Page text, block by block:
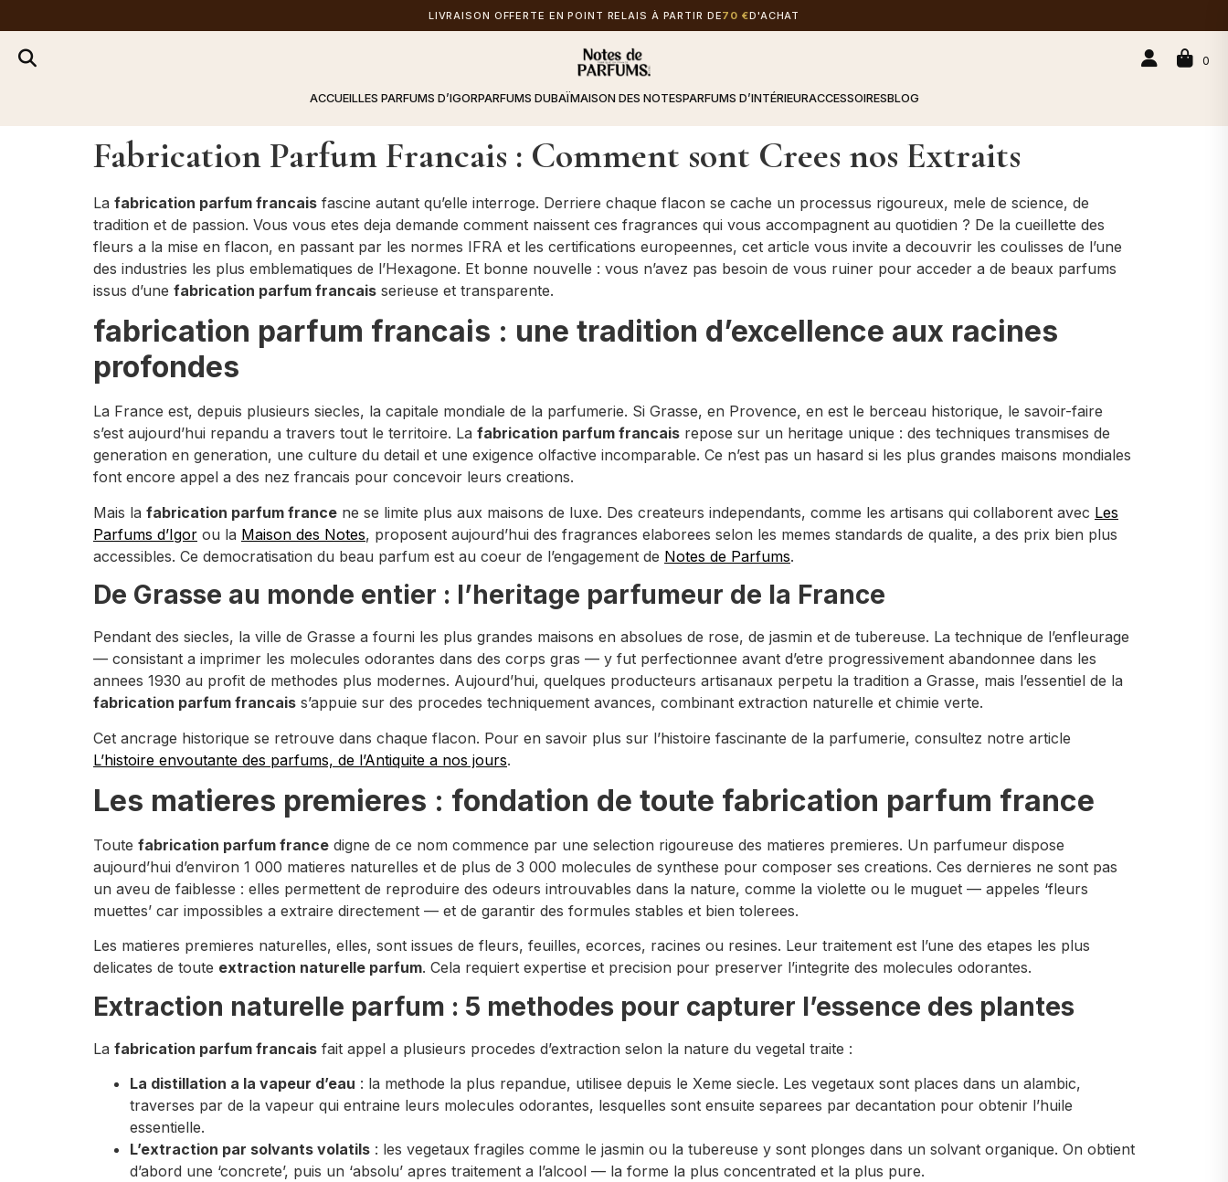
LIVRAISON OFFERTE EN POINT RELAIS À PARTIR DE70 €D'ACHAT
0
ACCUEILLES PARFUMS D’IGORPARFUMS DUBAÏMAISON DES NOTESPARFUMS D’INTÉRIEURACCESSOIRESBLOG
Fabrication Parfum Francais : Comment sont Crees nos Extraits
La fabrication parfum francais fascine autant qu’elle interroge. Derriere chaque flacon se cache un processus rigoureux, mele de science, de
tradition et de passion. Vous vous etes deja demande comment naissent ces fragrances qui vous accompagnent au quotidien ? De la cueillette des
fleurs a la mise en flacon, en passant par les normes IFRA et les certifications europeennes, cet article vous invite a decouvrir les coulisses de l’une
des industries les plus emblematiques de l’Hexagone. Et bonne nouvelle : vous n’avez pas besoin de vous ruiner pour acceder a de beaux parfums
issus d’une fabrication parfum francais serieuse et transparente.
fabrication parfum francais : une tradition d’excellence aux racines
profondes
La France est, depuis plusieurs siecles, la capitale mondiale de la parfumerie. Si Grasse, en Provence, en est le berceau historique, le savoir-faire
s’est aujourd’hui repandu a travers tout le territoire. La fabrication parfum francais repose sur un heritage unique : des techniques transmises de
generation en generation, une culture du detail et une exigence olfactive incomparable. Ce n’est pas un hasard si les plus grandes maisons mondiales
font encore appel a des nez francais pour concevoir leurs creations.
Mais la fabrication parfum france ne se limite plus aux maisons de luxe. Des createurs independants, comme les artisans qui collaborent avec Les
Parfums d’Igor ou la Maison des Notes, proposent aujourd’hui des fragrances elaborees selon les memes standards de qualite, a des prix bien plus
accessibles. Ce democratisation du beau parfum est au coeur de l’engagement de Notes de Parfums.
De Grasse au monde entier : l’heritage parfumeur de la France
Pendant des siecles, la ville de Grasse a fourni les plus grandes maisons en absolues de rose, de jasmin et de tubereuse. La technique de l’enfleurage
— consistant a imprimer les molecules odorantes dans des corps gras — y fut perfectionnee avant d’etre progressivement abandonnee dans les
annees 1930 au profit de methodes plus modernes. Aujourd’hui, quelques producteurs artisanaux perpetu la tradition a Grasse, mais l’essentiel de la
fabrication parfum francais s’appuie sur des procedes techniquement avances, combinant extraction naturelle et chimie verte.
Cet ancrage historique se retrouve dans chaque flacon. Pour en savoir plus sur l’histoire fascinante de la parfumerie, consultez notre article
L’histoire envoutante des parfums, de l’Antiquite a nos jours.
Les matieres premieres : fondation de toute fabrication parfum france
Toute fabrication parfum france digne de ce nom commence par une selection rigoureuse des matieres premieres. Un parfumeur dispose
aujourd’hui d’environ 1 000 matieres naturelles et de plus de 3 000 molecules de synthese pour composer ses creations. Ces dernieres ne sont pas
un aveu de faiblesse : elles permettent de reproduire des odeurs introuvables dans la nature, comme la violette ou le muguet — appeles ‘fleurs
muettes’ car impossibles a extraire directement — et de garantir des formules stables et bien tolerees.
Les matieres premieres naturelles, elles, sont issues de fleurs, feuilles, ecorces, racines ou resines. Leur traitement est l’une des etapes les plus
delicates de toute extraction naturelle parfum. Cela requiert expertise et precision pour preserver l’integrite des molecules odorantes.
Extraction naturelle parfum : 5 methodes pour capturer l’essence des plantes
La fabrication parfum francais fait appel a plusieurs procedes d’extraction selon la nature du vegetal traite :
La distillation a la vapeur d’eau : la methode la plus repandue, utilisee depuis le Xeme siecle. Les vegetaux sont places dans un alambic,
traverses par de la vapeur qui entraine leurs molecules odorantes, lesquelles sont ensuite separees par decantation pour obtenir l’huile
essentielle.
L’extraction par solvants volatils : les vegetaux fragiles comme le jasmin ou la tubereuse y sont plonges dans un solvant organique. On obtient
d’abord une ‘concrete’, puis un ‘absolu’ apres traitement a l’alcool — la forme la plus concentrated et la plus pure.